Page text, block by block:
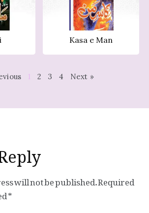
Kasa e Man
1 2 3 4 Next »
will not be published.Required
*